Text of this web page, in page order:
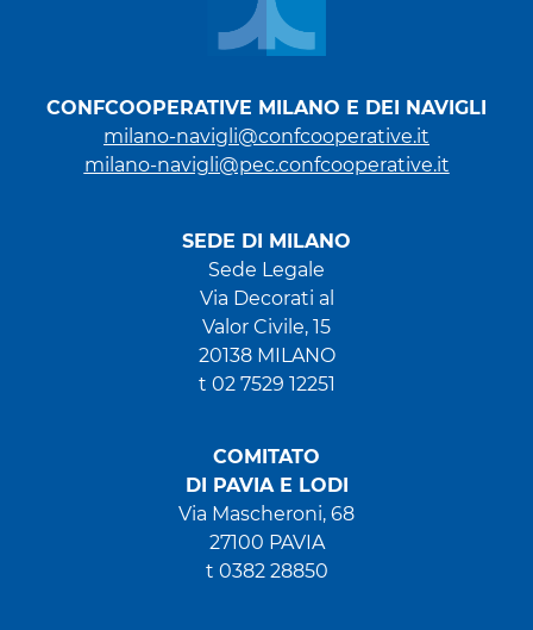
CONFCOOPERATIVE MILANO E DEI NAVIGLI
milano-navigli@confcooperative.it
milano-navigli@pec.confcooperative.it
SEDE DI MILANO
Sede Legale
Via Decorati al
Valor Civile, 15
20138 MILANO
t 02 7529 12251
COMITATO
DI PAVIA E LODI
Via Mascheroni, 68
27100 PAVIA
t 0382 28850